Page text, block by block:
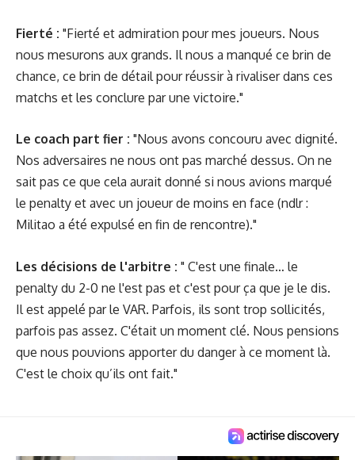
Fierté : "Fierté et admiration pour mes joueurs. Nous
nous mesurons aux grands. Il nous a manqué ce brin de
chance, ce brin de détail pour réussir à rivaliser dans ces
matchs et les conclure par une victoire."
Le coach part fier : "Nous avons concouru avec dignité.
Nos adversaires ne nous ont pas marché dessus. On ne
sait pas ce que cela aurait donné si nous avions marqué
le penalty et avec un joueur de moins en face (ndlr :
Militao a été expulsé en fin de rencontre)."
Les décisions de l'arbitre : " C'est une finale… le
penalty du 2-0 ne l'est pas et c'est pour ça que je le dis.
Il est appelé par le VAR. Parfois, ils sont trop sollicités,
parfois pas assez. C'était un moment clé. Nous pensions
que nous pouvions apporter du danger à ce moment là.
C'est le choix qu’ils ont fait."